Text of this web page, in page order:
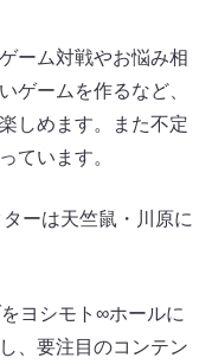
ーム対戦やお悩み相
ゲームを作るなど、
しめます。また不定
ています。
ーは天竺鼠・川原に
ヨシモト∞ホールに
、要注目のコンテン